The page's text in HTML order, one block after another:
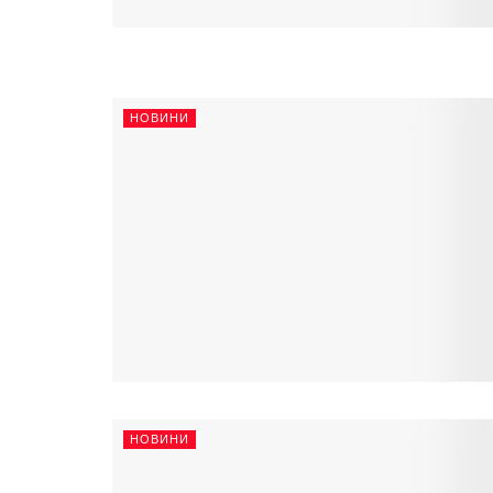
НОВИНИ
НОВИНИ